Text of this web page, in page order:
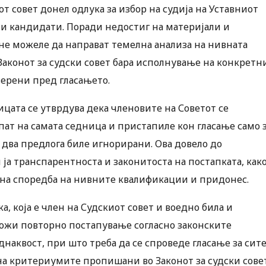
совет донел одлука за избор на судија на Уставниот
кандидати. Поради недостиг на материјали и
можеле да направат темелна анализа на нивната
за судски совет бара исполнување на
пред гласањето.
се утврдува дека членовите на Советот се
на самата седница и пристапиле кон гласање само
предлога биле игнорирани. Ова довело до
транспарентноста и законитоста на постапката,
споредба на нивните квалификации и придонес.
која е член на Судскиот совет и воедно била и
повторно постапување согласно законските
при што треба да се спроведе гласање за сите
пропишани во Законот за судски